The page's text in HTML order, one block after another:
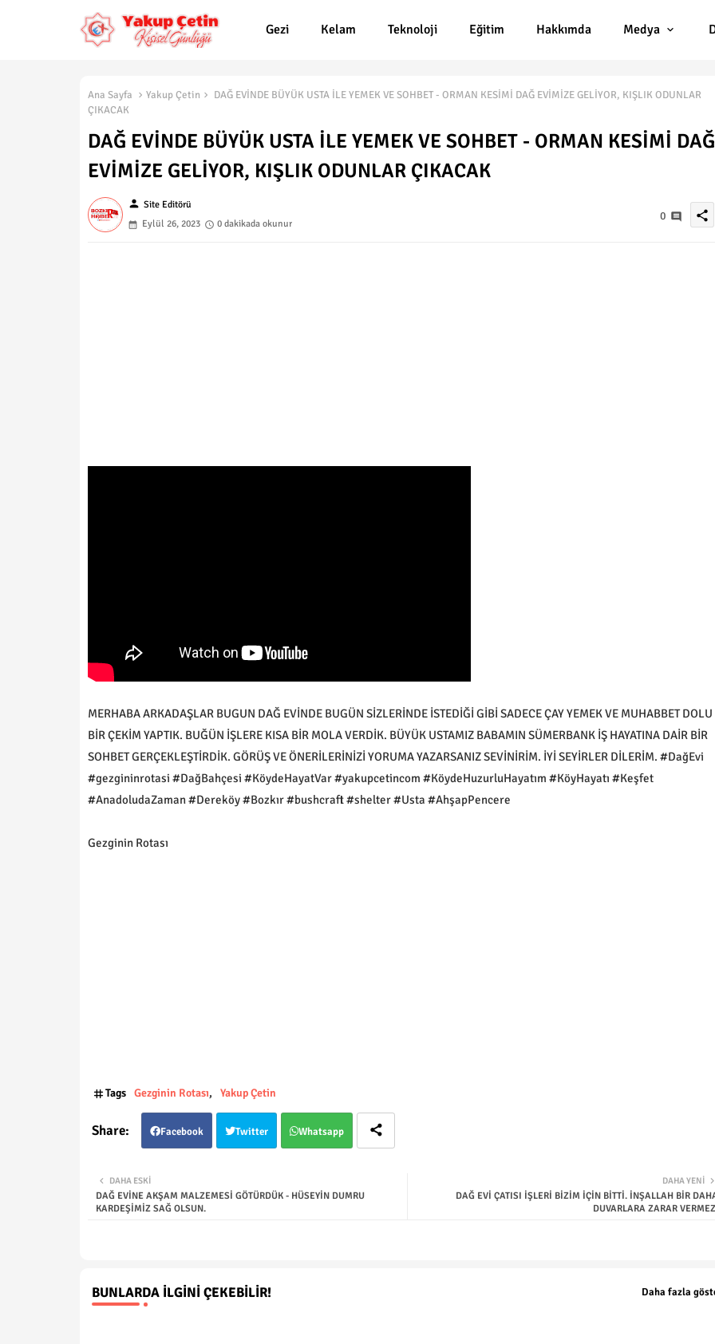
Gezi Kelam Teknoloji Eğitim Hakkımda Medya
Ana Sayfa Yakup Çetin
DAĞ EVİNDE BÜYÜK USTA İLE YEMEK VE SOHBET - ORMAN KESİMİ DAĞ EVİMİZE GELİYOR, KIŞLIK ODUNLAR
ÇIKACAK
DAĞ EVİNDE BÜYÜK USTA İLE YEMEK VE SOHBET - ORMAN KESİMİ DAĞ
EVİMİZE GELİYOR, KIŞLIK ODUNLAR ÇIKACAK
person Site Editörü
Eylül 26, 2023
0 dakikada okunur
0 share
MERHABA ARKADAŞLAR BUGUN DAĞ EVİNDE BUGÜN SİZLERİNDE İSTEDİĞİ GİBİ SADECE ÇAY YEMEK VE MUHABBET DOLU
BİR ÇEKİM YAPTIK. BUĞÜN İŞLERE KISA BİR MOLA VERDİK. BÜYÜK USTAMIZ BABAMIN SÜMERBANK İŞ HAYATINA DAİR BİR
SOHBET GERÇEKLEŞTİRDİK. GÖRÜŞ VE ÖNERİLERİNİZİ YORUMA YAZARSANIZ SEVİNİRİM. İYİ SEYİRLER DİLERİM. #DağEvi
#gezgininrotasi #DağBahçesi #KöydeHayatVar #yakupcetincom #KöydeHuzurluHayatım #KöyHayatı #Keşfet
#AnadoludaZaman #Dereköy #Bozkır #bushcraft #shelter #Usta #AhşapPencere
Gezginin Rotası
Tags Gezginin Rotası Yakup Çetin
Facebook Twitter Whatsapp
DAHA YENI
DAĞ EVİ ÇATISI İŞLERİ BİZİM İÇİN BİTTİ. İNŞALLAH BİR
DUVARLARA ZARAR
DAHA ESKI
DAĞ EVİNE AKŞAM MALZEMESİ GÖTÜRDÜK - HÜSEYİN DUMRU
KARDEŞİMİZ SAĞ OLSUN.
BUNLARDA İLGINI ÇEKEBILIR! Daha fazla